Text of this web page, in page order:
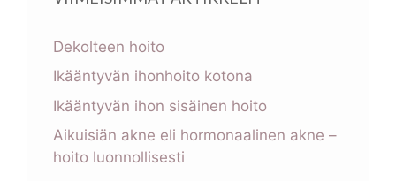
Dekolteen hoito
Ikääntyvän ihonhoito kotona
Ikääntyvän ihon sisäinen hoito
Aikuisiän akne eli hormonaalinen akne –
hoito luonnollisesti